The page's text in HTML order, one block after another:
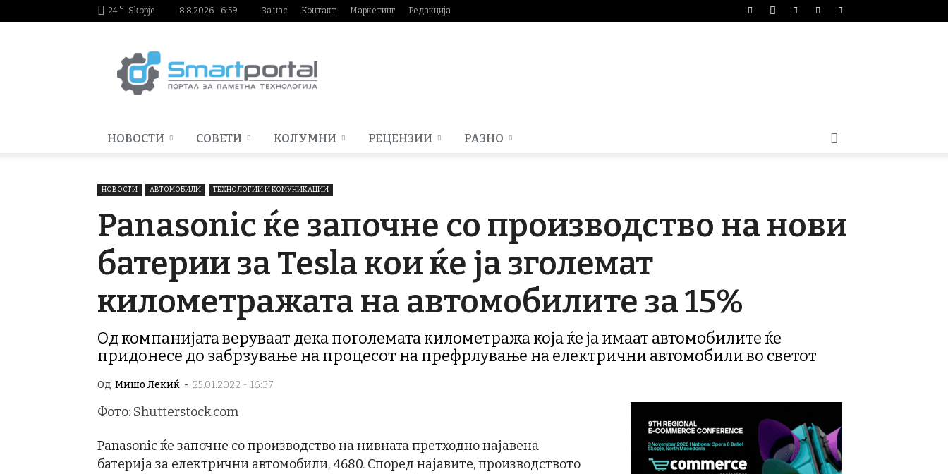
24 C Skopje 8.8.2026 - 6:59 За нас Контакт Маркетинг Редакција
НОВОСТИ СОВЕТИ КОЛУМНИ РЕЦЕНЗИИ РАЗНО
НОВОСТИ АВТОМОБИЛИ ТЕХНОЛОГИИ И КОМУНИКАЦИИ
Panasonic ќе започне со производство на нови
батерии за Tesla кои ќе ја зголемат
километражата на автомобилите за 15%
Од компанијата веруваат дека поголемата километража која ќе ја имаат автомобилите ќе
придонесе до забрзување на процесот на префрлување на електрични автомобили во светот
Од Мишо Лекиќ - 25.01.2022 - 16:37
Фото: Shutterstock.com
Panasonic ќе започне со производство на нивната претходно најавена
батерија за електрични автомобили, 4680. Според најавите, производството